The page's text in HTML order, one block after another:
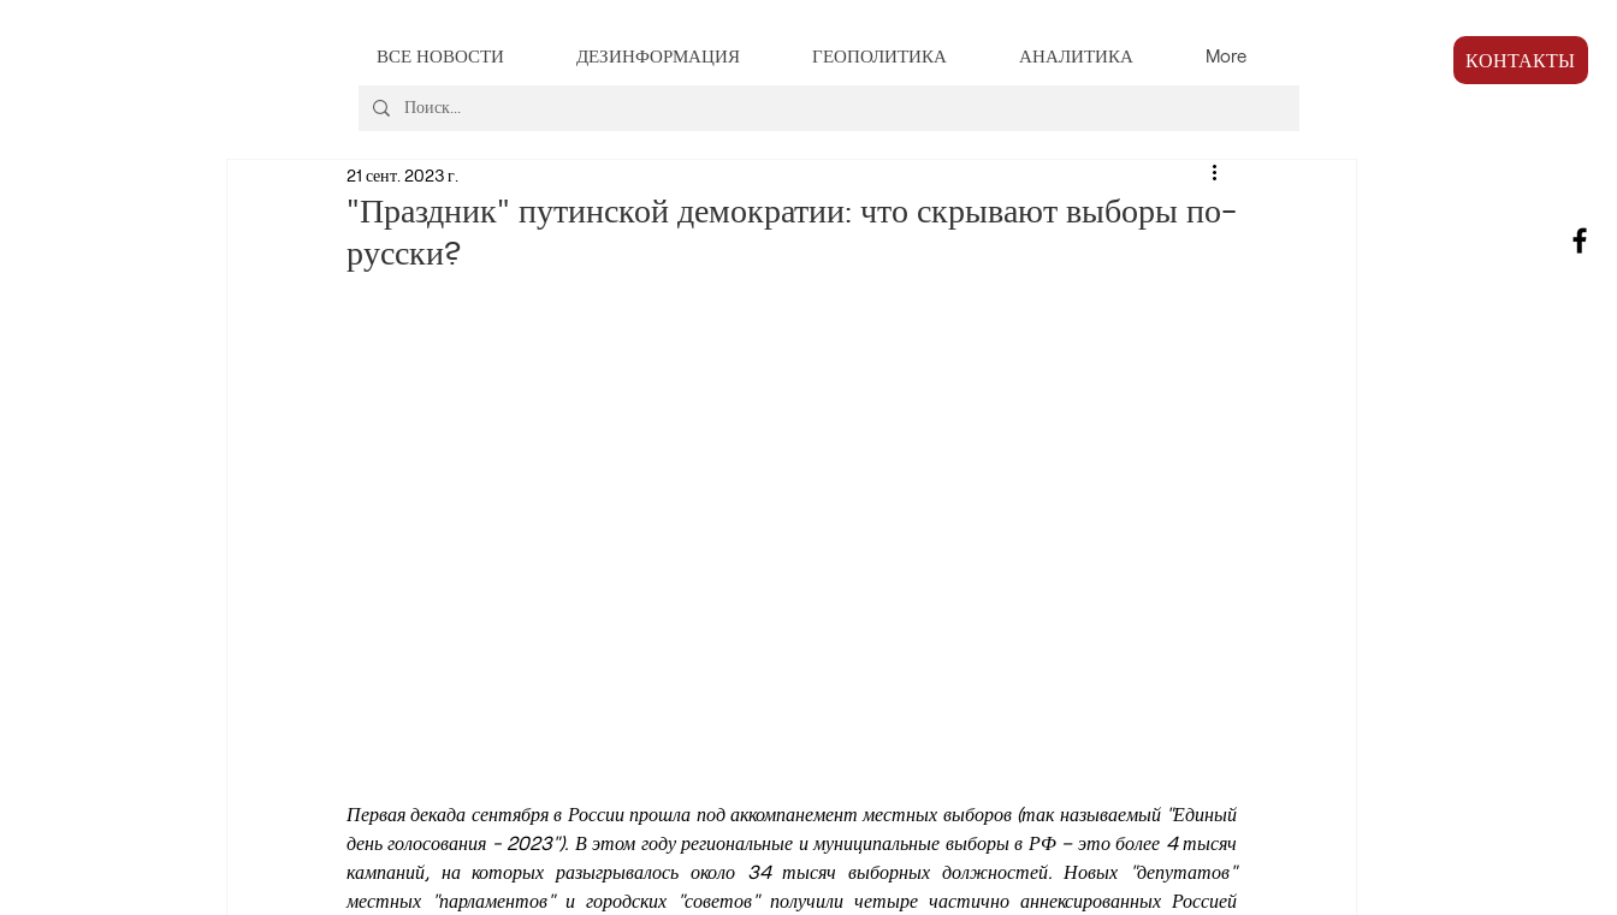
ВСЕ НОВОСТИ ДЕЗИНФОРМАЦИЯ ГЕОПОЛИТИКА АНАЛИТИКА More КОНТАКТЫ
"Праздник" путинской демократии: что скрывают выборы по-
русски?
21 сент. 2023 г.
Первая декада сентября в России прошла под аккомпанемент местных выборов (так называемый "Единый
день голосования - 2023"). В этом году региональные и муниципальные выборы в РФ – это более 4 тысяч
кампаний, на которых разыгрывалось около 34 тысяч выборных должностей. Новых "депутатов"
местных "парламентов" и городских "советов" получили четыре частично аннексированных Россией